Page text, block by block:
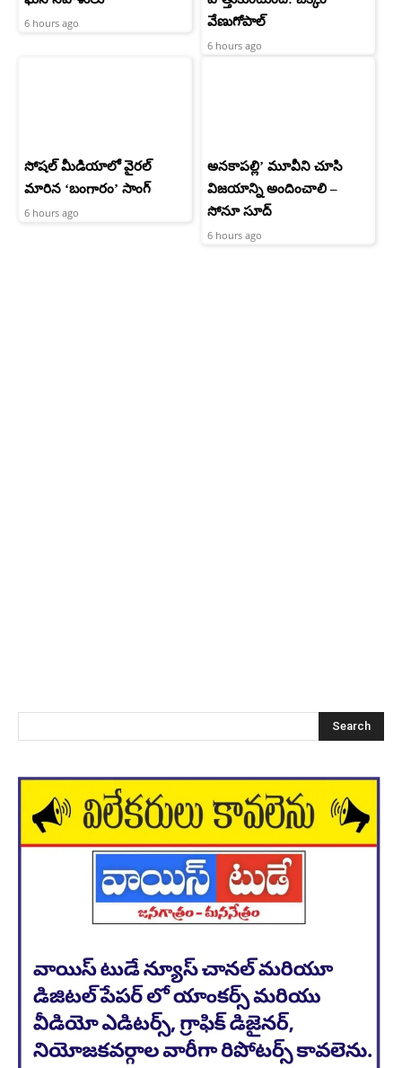
6 hours ago
వేణుగోపాల్‌
6 hours ago
సోషల్ మీడియాలో వైరల్
మారిన ‘బంగారం’ సాంగ్
6 hours ago
అనకాపల్లి’ మూవీని చూసి
విజయాన్ని అందించాలి –
సోనూ సూద్
6 hours ago
Search